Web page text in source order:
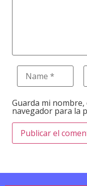
Guarda mi
navegador para la